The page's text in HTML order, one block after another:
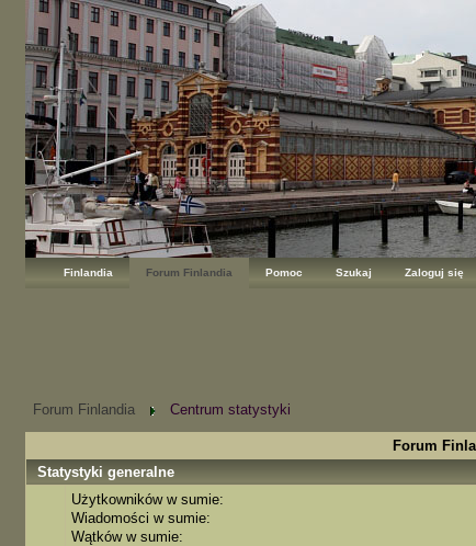
Finlandia Forum Finlandia Pomoc Szukaj Zaloguj się
Forum Finlandia Centrum statystyki
Forum
Statystyki generalne
Użytkowników w sumie:
Wiadomości w sumie:
Wątków w sumie: